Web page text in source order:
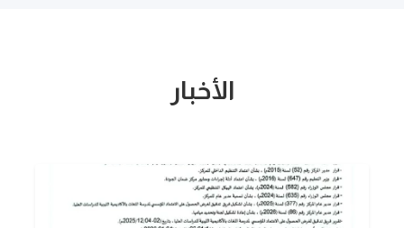
الأخبار